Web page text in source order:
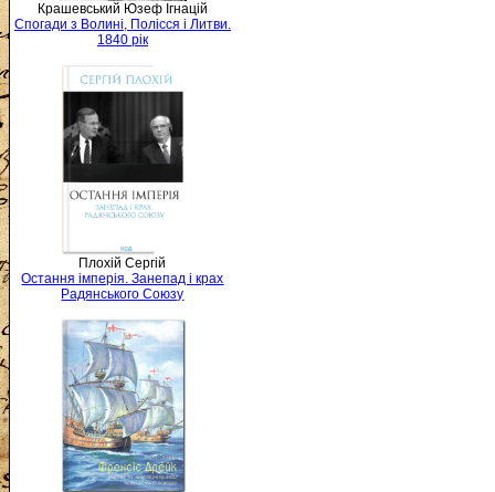
Крашевський Юзеф Ігнацій
Спогади з Волині, Полісся і Литви.
1840 рік
Плохій Сергій
Остання імперія. Занепад і крах
Радянського Союзу